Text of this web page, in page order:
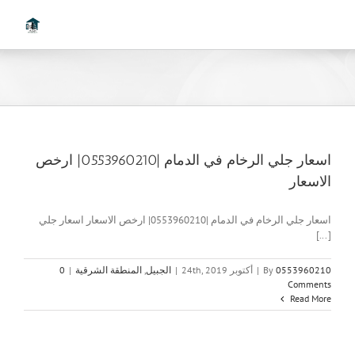
اسعار جلي الرخام في الدمام |0553960210| ارخص
الاسعار
اسعار جلي الرخام في الدمام |0553960210| ارخص الاسعار اسعار جلي
[...]
By 0553960210
| أكتوبر 24th, 2019 | الجبيل المنطقة الشرقية |
0
Comments
Read More